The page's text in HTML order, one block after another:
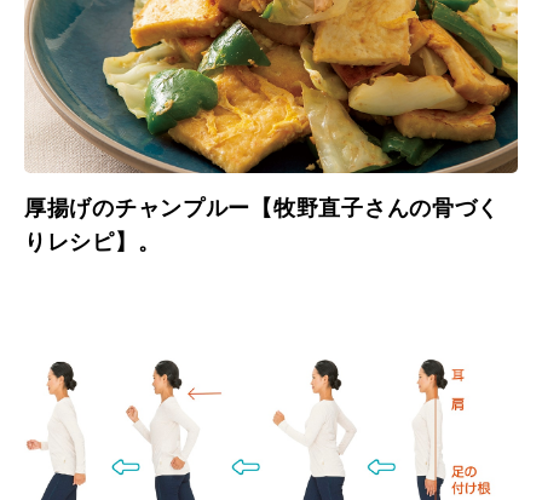
厚揚げのチャンプルー【牧野直子さんの骨づく
りレシピ】。